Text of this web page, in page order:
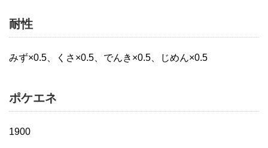
耐性
みず×0.5、くさ×0.5、でんき×0.5、じめん×0.5
ポケエネ
1900